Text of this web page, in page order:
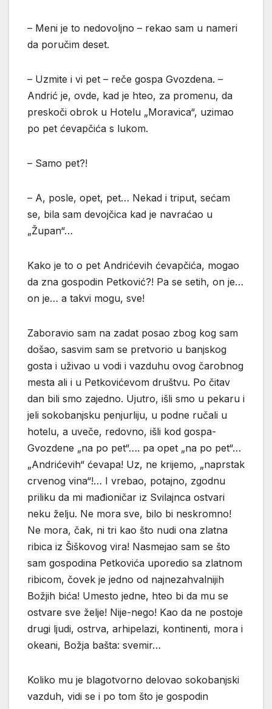
– Meni je to nedovoljno – rekao sam u nameri
da poručim deset.
– Uzmite i vi pet – reče gospa Gvozdena. –
Andrić je, ovde, kad je hteo, za promenu, da
preskoči obrok u Hotelu „Moravica“, uzimao
po pet ćevapčića s lukom.
– Samo pet?!
– A, posle, opet, pet… Nekad i triput, sećam
se, bila sam devojčica kad je navraćao u
„Župan“…
Kako je to o pet Andrićevih ćevapčića, mogao
da zna gospodin Petković?! Pa se setih, on je…
on je… a takvi mogu, sve!
Zaboravio sam na zadat posao zbog kog sam
došao, sasvim sam se pretvorio u banjskog
gosta i uživao u vodi i vazduhu ovog čarobnog
mesta ali i u Petkovićevom društvu. Po čitav
dan bili smo zajedno. Ujutro, išli smo u pekaru i
jeli sokobanjsku penjurliju, u podne ručali u
hotelu, a uveče, redovno, išli kod gospa-
Gvozdene „na po pet“…. pa opet „na po pet“…
„Andrićevih“ ćevapa! Uz, ne krijemo, „naprstak
crvenog vina“!… I vrebao, potajno, zgodnu
priliku da mi mađioničar iz Svilajnca ostvari
neku želju. Ne mora sve, bilo bi neskromno!
Ne mora, čak, ni tri kao što nudi ona zlatna
ribica iz Šiškovog vira! Nasmejao sam se što
sam gospodina Petkovića uporedio sa zlatnom
ribicom, čovek je jedno od najnezahvalnijih
Božjih bića! Umesto jedne, hteo bi da mu se
ostvare sve želje! Nije-nego! Kao da ne postoje
drugi ljudi, ostrva, arhipelazi, kontinenti, mora i
okeani, Božja bašta: svemir…
Koliko mu je blagotvorno delovao sokobanjski
vazduh, vidi se i po tom što je gospodin